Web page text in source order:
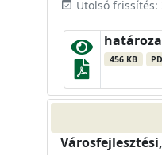
event_available Utolsó frissítés:
456 KB